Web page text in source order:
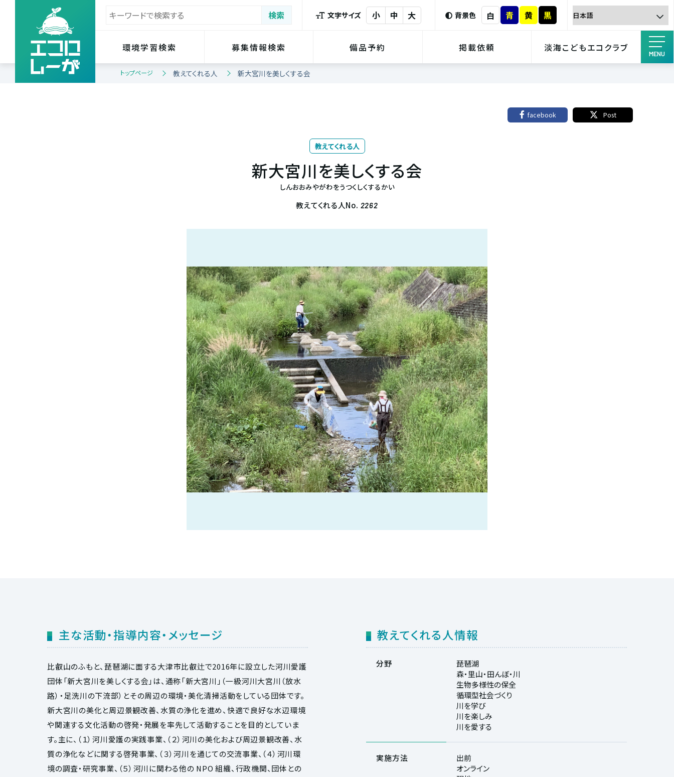
文字サイズ 小 中 大 背景色 白 青 黄 黒
環境学習検索 募集情報検索 備品予約 掲載依頼 淡海こどもエコクラブ
MENU
トップページ 教えてくれる人 新大宮川を美しくする会
facebook Post
教えてくれる人
新大宮川を美しくする会
しんおおみやがわをうつくしくするかい
教えてくれる人No. 2262
主な活動・指導内容・メッセージ
比叡山のふもと、琵琶湖に面する大津市比叡辻で2016年に設立した河川愛護
団体「新大宮川を美しくする会」は、通称「新大宮川」（一級河川大宮川（放水
路）・足洗川の下流部）とその周辺の環境・美化清掃活動をしている団体です。
新大宮川の美化と周辺景観改善、水質の浄化を進め、快適で良好な水辺環境
や関連する文化活動の啓発・発展を率先して活動することを目的としていま
す。主に、（１）河川愛護の実践事業、（２）河川の美化および周辺景観改善、水
質の浄化などに関する啓発事業、（３）河川を通じての交流事業、（４）河川環
境の調査・研究事業、（５）河川に関わる他の NPO 組織、行政機関、団体との
教えてくれる人情報
分野
琵琶湖
森・里山・田んぼ・川
生物多様性の保全
循環型社会づくり
川を学び
川を楽しみ
川を愛する
実施方法
出前
オンライン